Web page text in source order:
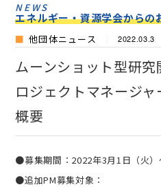
NEWS
エネルギー・資源学会からの
他団体ニュース 2022.03.3
ムーンショット型研
ロジェクトマネージ
概要
●募集期間：2022年3月1日（火
●追加PM募集対象：